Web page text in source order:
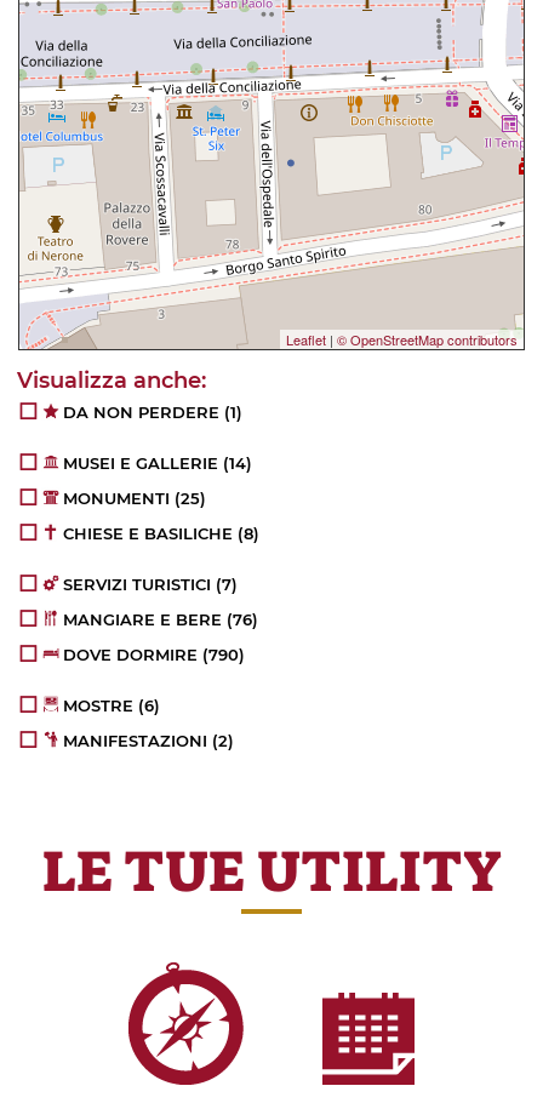
Leaflet | © OpenStreetMap contributors
DA NON PERDERE (1)
MUSEI E GALLERIE (14)
MONUMENTI (25)
CHIESE E BASILICHE (8)
SERVIZI TURISTICI (7)
MANGIARE E BERE (76)
DOVE DORMIRE (790)
MOSTRE (6)
MANIFESTAZIONI (2)
LE TUE UTILITY